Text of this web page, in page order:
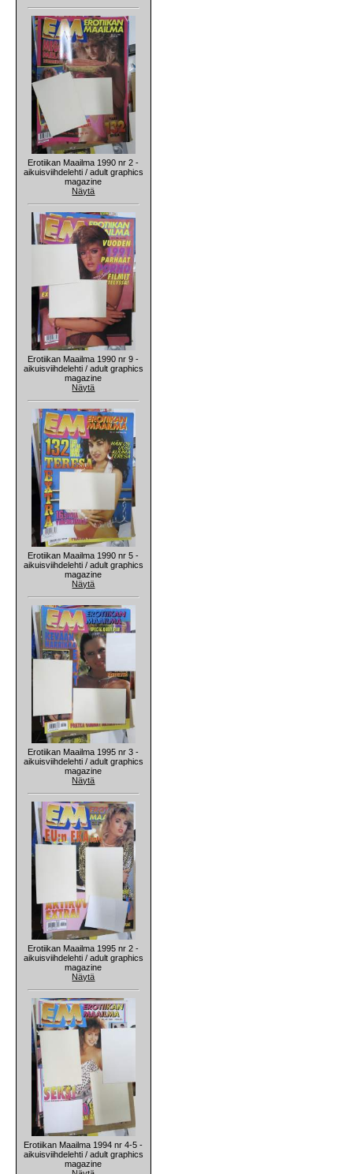
Erotiikan Maailma 1990 nr 2 -
aikuisviihdelehti / adult graphics
magazine
Näytä
Erotiikan Maailma 1990 nr 9 -
aikuisviihdelehti / adult graphics
magazine
Näytä
Erotiikan Maailma 1990 nr 5 -
aikuisviihdelehti / adult graphics
magazine
Näytä
Erotiikan Maailma 1995 nr 3 -
aikuisviihdelehti / adult graphics
magazine
Näytä
Erotiikan Maailma 1995 nr 2 -
aikuisviihdelehti / adult graphics
magazine
Näytä
Erotiikan Maailma 1994 nr 4-5 -
aikuisviihdelehti / adult graphics
magazine